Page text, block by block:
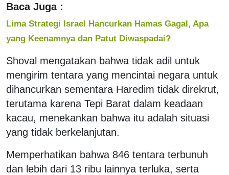
Baca Juga :
Lima Strategi Israel Hancurkan Hamas Gagal, Apa
yang Keenamnya dan Patut Diwaspadai?
Shoval mengatakan bahwa tidak adil untuk
mengirim tentara yang mencintai negara untuk
dihancurkan sementara Haredim tidak direkrut,
terutama karena Tepi Barat dalam keadaan
kacau, menekankan bahwa itu adalah situasi
yang tidak berkelanjutan.
Memperhatikan bahwa 846 tentara terbunuh
dan lebih dari 13 ribu lainnya terluka, serta